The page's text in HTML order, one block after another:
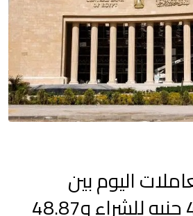
اليوم بين
مستوى 48.68 جنيه للشراء و48.87